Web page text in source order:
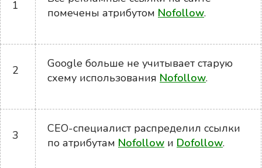
1
помечены атрибутом Nofollow.
2
Google больше не учитывает старую
схему использования Nofollow.
3
СЕО-специалист распределил ссылки
по атрибутам Nofollow и Dofollow.